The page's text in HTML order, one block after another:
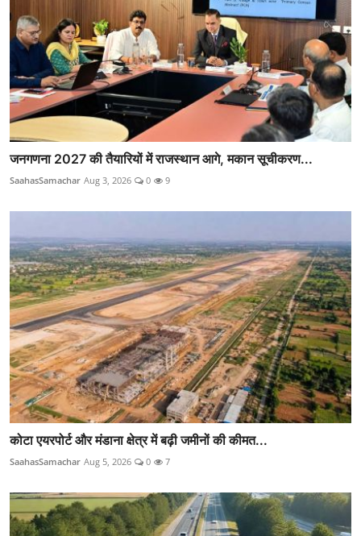
जनगणना 2027 की तैयारियों में राजस्थान आगे, मकान सूचीकरण...
SaahasSamachar Aug 3, 2026 0 9
कोटा एयरपोर्ट और मंडाना क्षेत्र में बढ़ी जमीनों की कीमत...
SaahasSamachar Aug 5, 2026 0 7